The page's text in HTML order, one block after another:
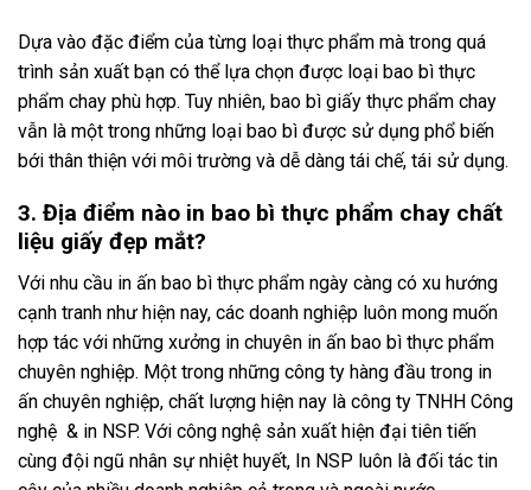
Dựa vào đặc điểm của từng loại thực phẩm mà trong quá
trình sản xuất bạn có thể lựa chọn được loại bao bì thực
phẩm chay phù hợp. Tuy nhiên, bao bì giấy thực phẩm chay
vẫn là một trong những loại bao bì được sử dụng phổ biến
bới thân thiện với môi trường và dễ dàng tái chế, tái sử dụng.
3. Địa điểm nào in bao bì thực phẩm chay chất
liệu giấy đẹp mắt?
Với nhu cầu in ấn bao bì thực phẩm ngày càng có xu hướng
cạnh tranh như hiện nay, các doanh nghiệp luôn mong muốn
hợp tác với những xưởng in chuyên in ấn bao bì thực phẩm
chuyên nghiệp. Một trong những công ty hàng đầu trong in
ấn chuyên nghiệp, chất lượng hiện nay là công ty TNHH Công
nghệ & in NSP. Với công nghệ sản xuất hiện đại tiên tiến
cùng đội ngũ nhân sự nhiệt huyết, In NSP luôn là đối tác tin